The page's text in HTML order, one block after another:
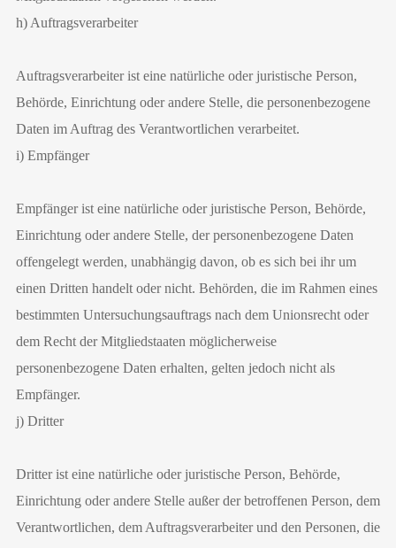
h) Auftragsverarbeiter
Auftragsverarbeiter ist eine natürliche oder juristische Person,
Behörde, Einrichtung oder andere Stelle, die personenbezogene
Daten im Auftrag des Verantwortlichen verarbeitet.
i) Empfänger
Empfänger ist eine natürliche oder juristische Person, Behörde,
Einrichtung oder andere Stelle, der personenbezogene Daten
offengelegt werden, unabhängig davon, ob es sich bei ihr um
einen Dritten handelt oder nicht. Behörden, die im Rahmen eines
bestimmten Untersuchungsauftrags nach dem Unionsrecht oder
dem Recht der Mitgliedstaaten möglicherweise
personenbezogene Daten erhalten, gelten jedoch nicht als
Empfänger.
j) Dritter
Dritter ist eine natürliche oder juristische Person, Behörde,
Einrichtung oder andere Stelle außer der betroffenen Person, dem
Verantwortlichen, dem Auftragsverarbeiter und den Personen, die